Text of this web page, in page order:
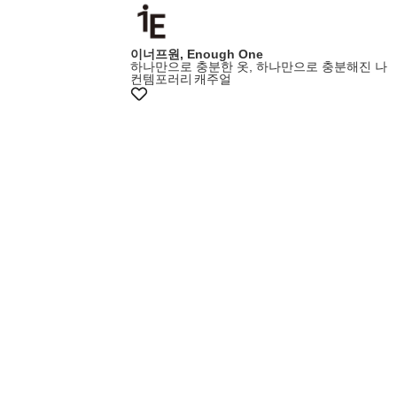
이너프원, Enough One
하나만으로 충분한 옷, 하나만으로 충분해진 나
컨템포러리 캐주얼